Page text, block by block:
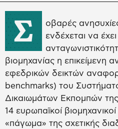
Σ
οβαρές
ενδέχεται να
βιομηχανίας η επικείμενη
εφεδρικών δεικτών
benchmarks) του
Δικαιωμάτων Εκπομπών
14 ευρωπαϊκοί
«πάγωμα» της σχετικής